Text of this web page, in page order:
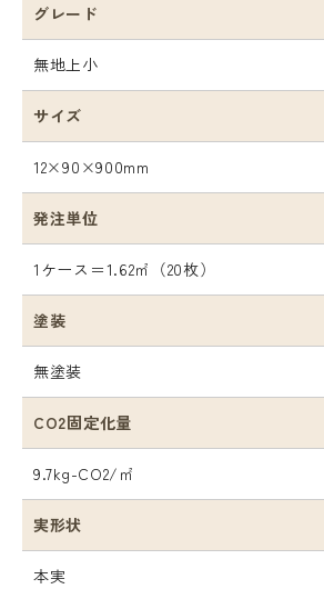
グレード
無地上小
サイズ
12×90×900mm
発注単位
1ケース＝1.62㎡（20枚）
塗装
無塗装
CO2固定化量
9.7kg-CO2/㎡
実形状
本実